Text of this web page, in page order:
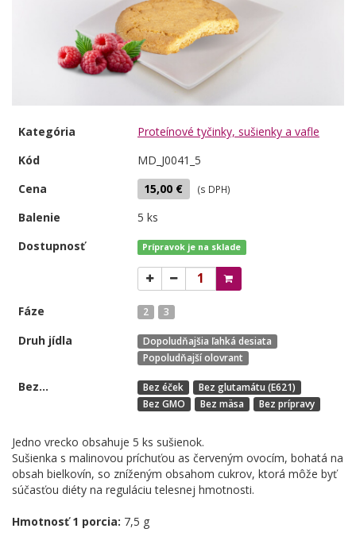
Kategória
Proteínové tyčinky, sušienky a vafle
Kód
MD_J0041_5
Cena
15,00 € (s DPH)
Balenie
5 ks
Dostupnosť
Prípravok je na sklade
Fáze 2 3
Druh jídla
Dopoludňajšia ľahká desiata
Popoludňajší olovrant
Bez... Bez éček
Bez glutamátu (E621)
Bez GMO
Bez mäsa Bez prípravy
Jedno vrecko obsahuje 5 ks sušienok.
Sušienka s malinovou príchuťou as červeným ovocím, bohatá na
obsah bielkovín, so zníženým obsahom cukrov, ktorá môže byť
súčasťou diéty na reguláciu telesnej hmotnosti.
Hmotnosť 1 porcia: 7,5 g